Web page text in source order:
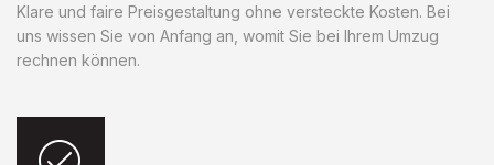
Klare und faire Preisgestaltung ohne versteckte Kosten. Bei
uns wissen Sie von Anfang an, womit Sie bei Ihrem Umzug
rechnen können.